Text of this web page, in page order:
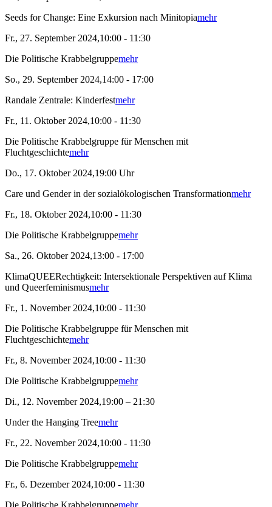
Seeds for Change: Eine Exkursion nach Minitopiamehr
Fr., 27. September 2024,10:00 - 11:30
Die Politische Krabbelgruppemehr
So., 29. September 2024,14:00 - 17:00
Randale Zentrale: Kinderfestmehr
Fr., 11. Oktober 2024,10:00 - 11:30
Die Politische Krabbelgruppe für Menschen mit
Fluchtgeschichtemehr
Do., 17. Oktober 2024,19:00 Uhr
Care und Gender in der sozialökologischen Transformationmehr
Fr., 18. Oktober 2024,10:00 - 11:30
Die Politische Krabbelgruppemehr
Sa., 26. Oktober 2024,13:00 - 17:00
KlimaQUEERechtigkeit: Intersektionale Perspektiven auf Klima
und Queerfeminismusmehr
Fr., 1. November 2024,10:00 - 11:30
Die Politische Krabbelgruppe für Menschen mit
Fluchtgeschichtemehr
Fr., 8. November 2024,10:00 - 11:30
Die Politische Krabbelgruppemehr
Di., 12. November 2024,19:00 – 21:30
Under the Hanging Treemehr
Fr., 22. November 2024,10:00 - 11:30
Die Politische Krabbelgruppemehr
Fr., 6. Dezember 2024,10:00 - 11:30